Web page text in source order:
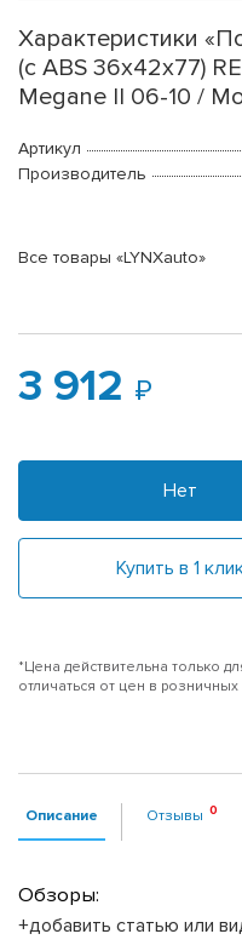
Характеристики
(с ABS 36x42x77)
Megane II 06-10 /
Артикул
Производитель
Все товары «LYNXauto»
3 912
Нет
Купить в 1
*Цена действительна только
отличаться от цен в
Описание Отзывы
Обзоры:
+добавить статью или